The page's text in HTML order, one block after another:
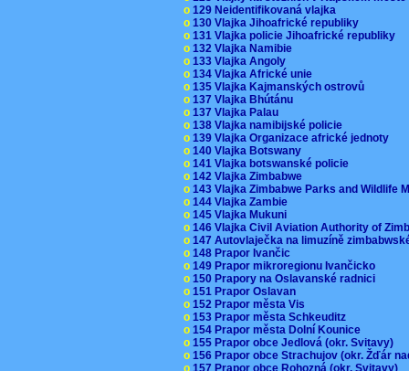
o 129 Neidentifikovaná vlajka
o 130 Vlajka Jihoafrické republiky
o 131 Vlajka policie Jihoafrické republiky
o 132 Vlajka Namibie
o 133 Vlajka Angoly
o 134 Vlajka Africké unie
o 135 Vlajka Kajmanských ostrovů
o 137 Vlajka Bhútánu
o 137 Vlajka Palau
o 138 Vlajka namibijské policie
o 139 Vlajka Organizace africké jednoty
o 140 Vlajka Botswany
o 141 Vlajka botswanské policie
o 142 Vlajka Zimbabwe
o 143 Vlajka Zimbabwe Parks and Wildlife
o 144 Vlajka Zambie
o 145 Vlajka Mukuni
o 146 Vlajka Civil Aviation Authority of
o 147 Autovlaječka na limuzíně
o 148 Prapor Ivančic
o 149 Prapor mikroregionu Ivančicko
o 150 Prapory na Oslavanské radnici
o 151 Prapor Oslavan
o 152 Prapor města Vis
o 153 Prapor města Schkeuditz
o 154 Prapor města Dolní Kounice
o 155 Prapor obce Jedlová (okr. Svitavy)
o 156 Prapor obce Strachujov (okr. Žďár
o 157 Prapor obce Rohozná (okr. Svitavy)